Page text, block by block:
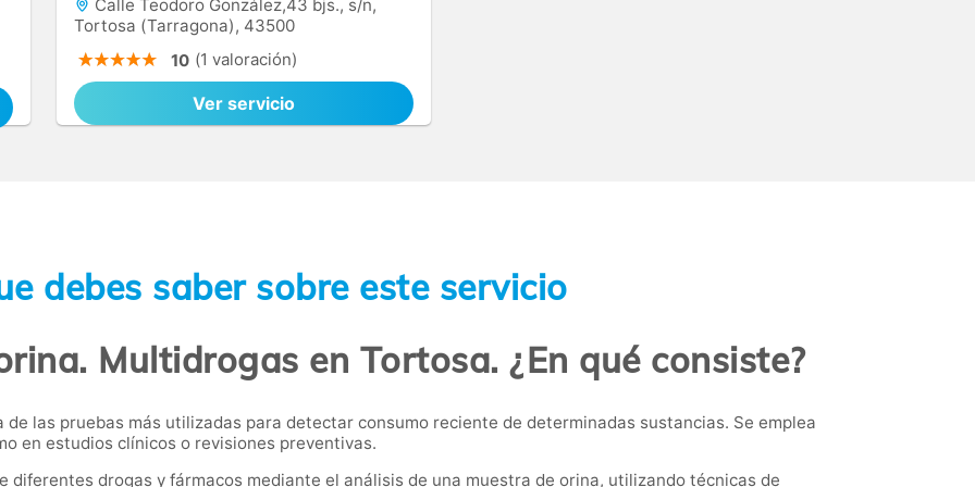
Calle Teodoro González,43 bjs., s/n,
Tortosa (Tarragona), 43500
10 (1 valoración)
Ver servicio
debes saber sobre este servicio
Multidrogas en Tortosa. ¿En qué consiste?
las pruebas más utilizadas para detectar consumo reciente de determinadas sustancias. Se emplea
en estudios clínicos o revisiones preventivas.
drogas y fármacos mediante el análisis de una muestra de orina, utilizando técnicas de